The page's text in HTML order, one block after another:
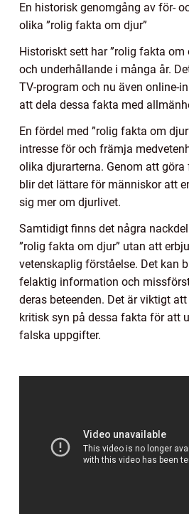
En historisk genomgång av för-
olika ”rolig fakta om djur”
Historiskt sett har ”rolig fakta om
och underhållande i många år.
TV-program och nu även online-
att dela dessa fakta med
En fördel med ”rolig fakta om
intresse för och främja
olika djurarterna. Genom att
blir det lättare för människor att
sig mer om djurlivet.
Samtidigt finns det några
”rolig fakta om djur” utan att
vetenskaplig förståelse. Det kan
felaktig information och
deras beteenden. Det är viktigt
kritisk syn på dessa fakta för att
falska uppgifter.